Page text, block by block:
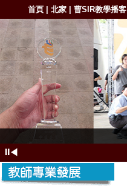
首頁 |北家 |曹SIR教學播客
⏸◀